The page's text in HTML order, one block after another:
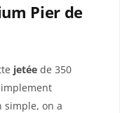
Pier de
jetée de 350
simple, on a